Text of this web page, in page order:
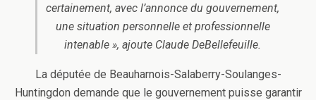
certainement, avec l’annonce du gouvernement,
une situation personnelle et professionnelle
intenable », ajoute Claude DeBellefeuille.
La députée de Beauharnois-Salaberry-Soulanges-
Huntingdon demande que le gouvernement puisse garantir